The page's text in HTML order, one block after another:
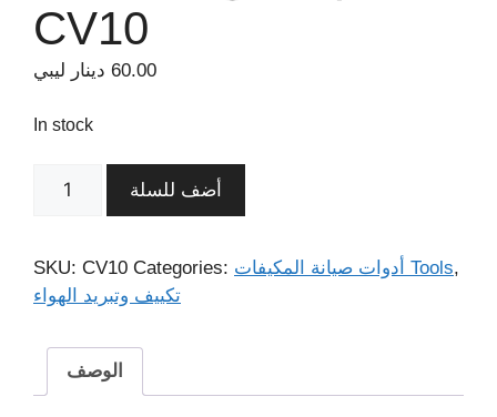
CV10
60.00 دينار ليبي
In stock
أضف للسلة
SKU: CV10 Categories: أدوات صيانة المكيفات Tools,
تكييف وتبريد الهواء
الوصف